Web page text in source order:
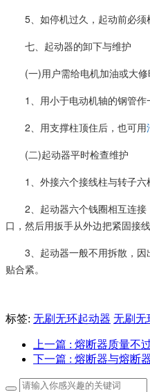
5、如停机过久，起动前必
七、起动器的卸下与维护
(一)用户需给电机加油或大
1、用小于电动机轴的钢管
2、用支撑柱顶住后，也可用
(二)起动器平时检查维护
1、外接六个接线柱与转子
2、起动器六个钱圈相互连
口，然后用扳手从外边把紧固接
3、起动器一般不用拆散，
贴合紧。
标签: 无刷无环起动器 无刷无
上一篇 : 熔断器质量不
下一篇 : 熔断器与熔断